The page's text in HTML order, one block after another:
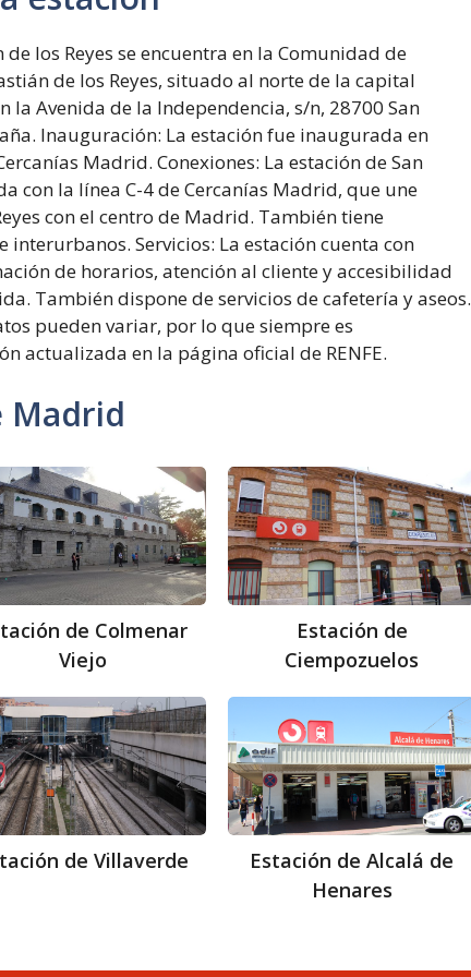
los Reyes se encuentra en la Comunidad de
de los Reyes, situado al norte de la capital
la Avenida de la Independencia, s/n, 28700 San
Inauguración: La estación fue inaugurada en
Madrid. Conexiones: La estación de San
con la línea C-4 de Cercanías Madrid, que une
con el centro de Madrid. También tiene
interurbanos. Servicios: La estación cuenta con
de horarios, atención al cliente y accesibilidad
También dispone de servicios de cafetería y aseos.
pueden variar, por lo que siempre es
actualizada en la página oficial de RENFE.
Madrid
Estación
de
Colmenar
Viejo
de Colmenar
Viejo
Estación
de
Ciempozuelos
Estación de
Ciempozuelos
Estación
de
Villaverde
de Villaverde
Alcalá
de
Henares
Estación de Alcalá de
Henares